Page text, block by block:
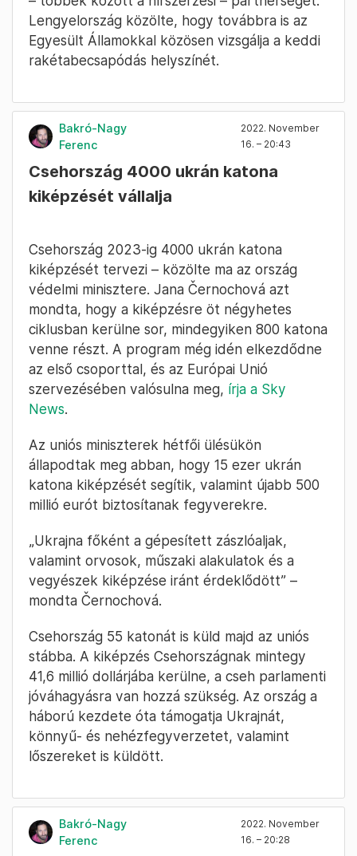
Lengyelország közölte, hogy továbbra is az
Egyesült Államokkal közösen vizsgálja a keddi
rakétabecsapódás helyszínét.
Bakró-Nagy
Ferenc
2022. November
16. – 20:43
Csehország 4000 ukrán katona
kiképzését vállalja
Csehország 2023-ig 4000 ukrán katona
kiképzését tervezi – közölte ma az ország
védelmi minisztere. Jana Černochová azt
mondta, hogy a kiképzésre öt négyhetes
ciklusban kerülne sor, mindegyiken 800 katona
venne részt. A program még idén elkezdődne
az első csoporttal, és az Európai Unió
szervezésében valósulna meg, írja a Sky
News.
Az uniós miniszterek hétfői ülésükön
állapodtak meg abban, hogy 15 ezer ukrán
katona kiképzését segítik, valamint újabb 500
millió eurót biztosítanak fegyverekre.
„Ukrajna főként a gépesített zászlóaljak,
valamint orvosok, műszaki alakulatok és a
vegyészek kiképzése iránt érdeklődött” –
mondta Černochová.
Csehország 55 katonát is küld majd az uniós
stábba. A kiképzés Csehországnak mintegy
41,6 millió dollárjába kerülne, a cseh parlamenti
jóváhagyásra van hozzá szükség. Az ország a
háború kezdete óta támogatja Ukrajnát,
könnyű- és nehézfegyverzetet, valamint
lőszereket is küldött.
Bakró-Nagy
Ferenc
2022. November
16. – 20:28